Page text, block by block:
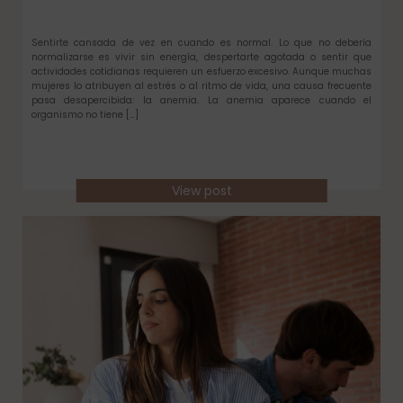
Sentirte cansada de vez en cuando es normal. Lo que no debería
normalizarse es vivir sin energía, despertarte agotada o sentir que
actividades cotidianas requieren un esfuerzo excesivo. Aunque muchas
mujeres lo atribuyen al estrés o al ritmo de vida, una causa frecuente
pasa desapercibida: la anemia. La anemia aparece cuando el
organismo no tiene […]
View post